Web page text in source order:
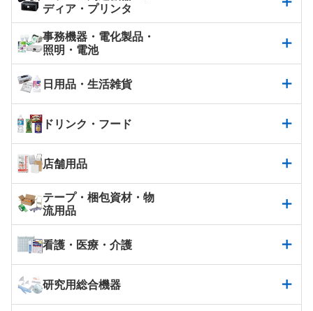
ディア・プリンタ
事務機器・電化製品・
照明・電池
日用品・生活雑貨
ドリンク・フード
店舗用品
テープ・梱包資材・物
流用品
看護・医療・介護
研究用総合機器